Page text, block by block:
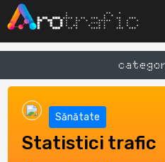
Sănătate
Statistici trafic